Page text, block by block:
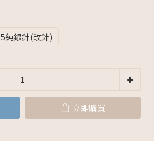
純銀針(改針)
立即購買